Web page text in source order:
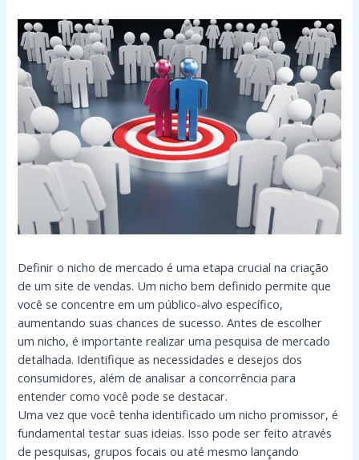
Definir o nicho de mercado é uma etapa crucial na criação
de um site de vendas. Um nicho bem definido permite que
você se concentre em um público-alvo específico,
aumentando suas chances de sucesso. Antes de escolher
um nicho, é importante realizar uma pesquisa de mercado
detalhada. Identifique as necessidades e desejos dos
consumidores, além de analisar a concorrência para
entender como você pode se destacar.
Uma vez que você tenha identificado um nicho promissor, é
fundamental testar suas ideias. Isso pode ser feito através
de pesquisas, grupos focais ou até mesmo lançando